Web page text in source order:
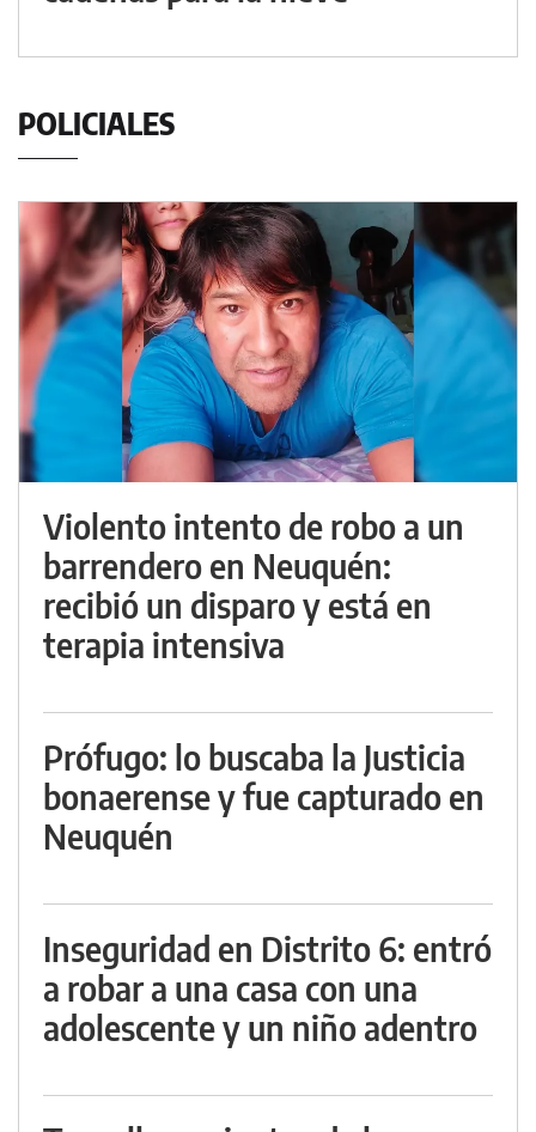
POLICIALES
Violento intento de robo a un
barrendero en Neuquén:
recibió un disparo y está en
terapia intensiva
Prófugo: lo buscaba la Justicia
bonaerense y fue capturado en
Neuquén
Inseguridad en Distrito 6: entró
a robar a una casa con una
adolescente y un niño adentro